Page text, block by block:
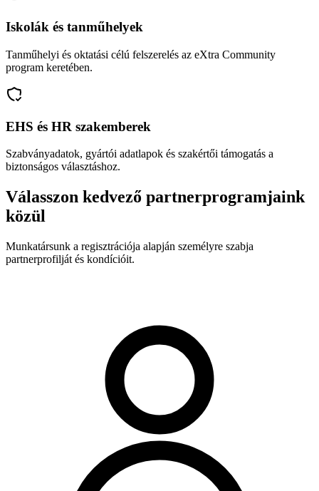
Iskolák és tanműhelyek
Tanműhelyi és oktatási célú felszerelés az eXtra Community
program keretében.
EHS és HR szakemberek
Szabványadatok, gyártói adatlapok és szakértői támogatás a
biztonságos választáshoz.
Válasszon kedvező partnerprogramjaink
közül
Munkatársunk a regisztrációja alapján személyre szabja
partnerprofilját és kondícióit.